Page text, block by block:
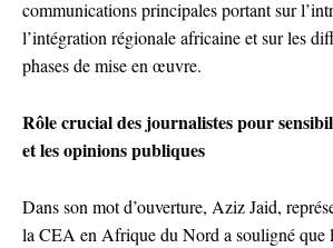
communications principales portant sur
l’intégration régionale africaine et sur les
phases de mise en œuvre.
Rôle crucial des journalistes pour
et les opinions publiques
Dans son mot d’ouverture, Aziz Jaid,
la CEA en Afrique du Nord a souligné que